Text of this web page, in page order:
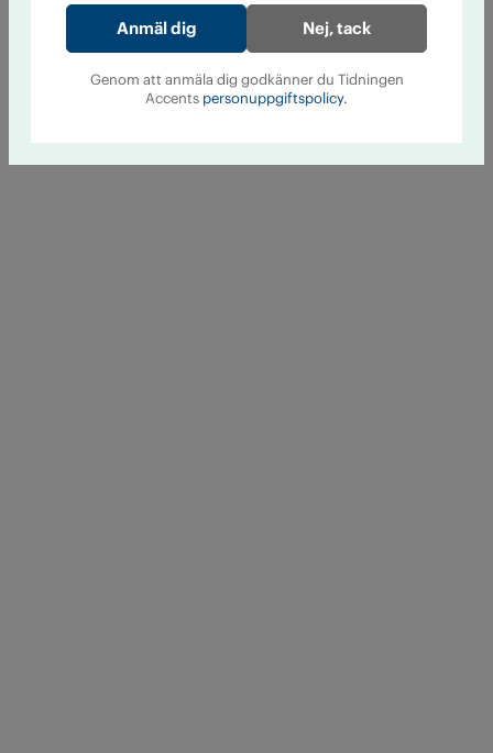
Nej, tack
Genom att anmäla dig godkänner du Tidningen
Accents personuppgiftspolicy.